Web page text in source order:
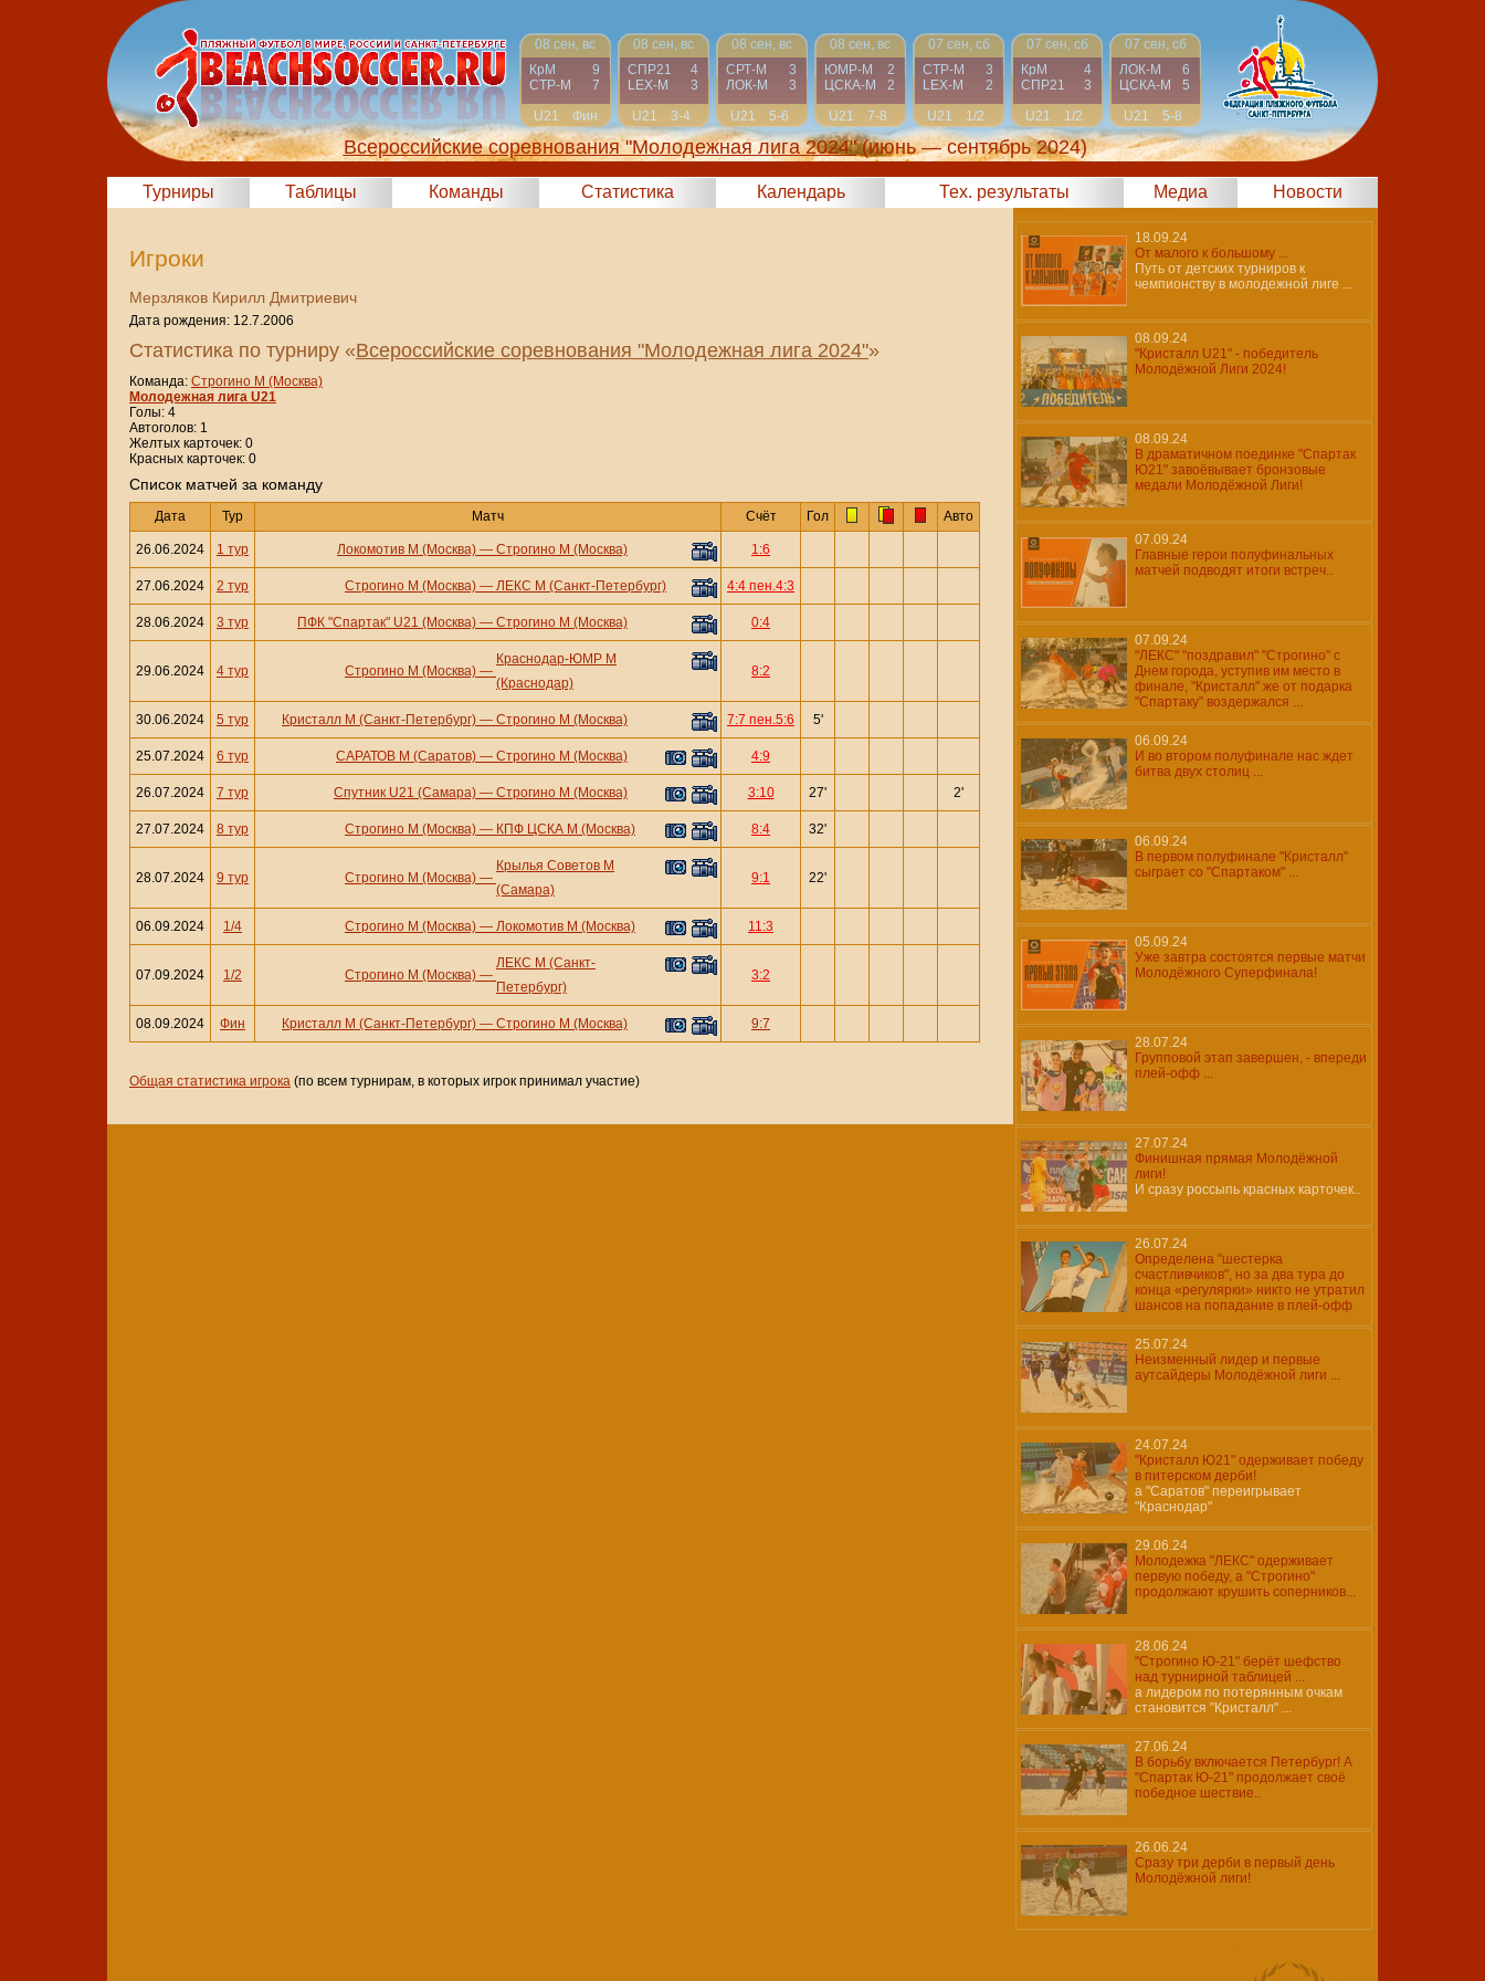
08 сен, вс
КрМ
9
СТР-М
7
U21
Фин
08 сен, вс
СПР21
4
LEX-М
3
U21
3-4
08 сен, вс
СРТ-М
3
ЛОК-М
3
U21
5-6
08 сен, вс
ЮМР-М
2
ЦСКА-М
2
U21
7-8
07 сен, сб
СТР-М
3
LEX-М
2
U21
1/2
07 сен, сб
КрМ
4
СПР21
3
U21
1/2
07 сен, сб
ЛОК-М
6
ЦСКА-М
5
U21
5-8
Всероссийские соревнования "Молодежная лига 2024" (июнь — сентябрь 2024)
Турниры Таблицы Команды Статистика Календарь Тех. результаты Медиа Новости
Игроки
Мерзляков Кирилл Дмитриевич
Дата рождения: 12.7.2006
Статистика по турниру «Всероссийские соревнования "Молодежная лига 2024"»
Команда: Строгино М (Москва)
Молодежная лига U21
Голы: 4
Автоголов: 1
Желтых карточек: 0
Красных карточек: 0
Cписок матчей за команду
Дата Тур Матч Счёт Гол Авто
26.06.2024 1 тур Локомотив М (Москва) — Строгино М (Москва) 1:6
27.06.2024 2 тур Строгино М (Москва) — ЛЕКС М (Санкт-Петербург) 4:4 пен.4:3
28.06.2024 3 тур ПФК "Спартак" U21 (Москва) — Строгино М (Москва) 0:4
29.06.2024 4 тур Строгино М (Москва) —
Краснодар-ЮМР М
(Краснодар)
8:2
30.06.2024 5 тур Кристалл М (Санкт-Петербург) — Строгино М (Москва) 7:7 пен.5:6 5'
25.07.2024 6 тур САРАТОВ М (Саратов) — Строгино М (Москва) 4:9
26.07.2024 7 тур Спутник U21 (Самара) — Строгино М (Москва) 3:10 27' 2'
27.07.2024 8 тур Строгино М (Москва) — КПФ ЦСКА М (Москва) 8:4 32'
28.07.2024 9 тур Строгино М (Москва) —
Крылья Советов М
(Самара)
9:1 22'
06.09.2024 1/4 Строгино М (Москва) — Локомотив М (Москва) 11:3
07.09.2024 1/2 Строгино М (Москва) —
ЛЕКС М (Санкт-
Петербург)
3:2
08.09.2024 Фин Кристалл М (Санкт-Петербург) — Строгино М (Москва) 9:7
Общая статистика игрока (по всем турнирам, в которых игрок принимал участие)
18.09.24
От малого к большому ...
Путь от детских турниров к
чемпионству в молодежной лиге ...
08.09.24
"Кристалл U21" - победитель
Молодёжной Лиги 2024!
08.09.24
В драматичном поединке "Спартак
Ю21" завоёвывает бронзовые
медали Молодёжной Лиги!
07.09.24
Главные герои полуфинальных
матчей подводят итоги встреч..
07.09.24
"ЛЕКС" "поздравил" "Строгино" с
Днем города, уступив им место в
финале, "Кристалл" же от подарка
"Спартаку" воздержался ...
06.09.24
И во втором полуфинале нас ждет
битва двух столиц ...
06.09.24
В первом полуфинале "Кристалл"
сыграет со "Спартаком" ...
05.09.24
Уже завтра состоятся первые матчи
Молодёжного Суперфинала!
28.07.24
Групповой этап завершен, - впереди
плей-офф ...
27.07.24
Финишная прямая Молодёжной
лиги!
И сразу россыпь красных карточек..
26.07.24
Определена "шестерка
счастливчиков", но за два тура до
конца «регулярки» никто не утратил
шансов на попадание в плей-офф
25.07.24
Неизменный лидер и первые
аутсайдеры Молодёжной лиги ...
24.07.24
"Кристалл Ю21" одерживает победу
в питерском дерби!
а "Саратов" переигрывает
"Краснодар"
29.06.24
Молодежка "ЛЕКС" одерживает
первую победу, а "Строгино"
продолжают крушить соперников...
28.06.24
"Строгино Ю-21" берёт шефство
над турнирной таблицей ...
а лидером по потерянным очкам
становится "Кристалл" ...
27.06.24
В борьбу включается Петербург! А
"Спартак Ю-21" продолжает своё
победное шествие..
26.06.24
Сразу три дерби в первый день
Молодёжной лиги!